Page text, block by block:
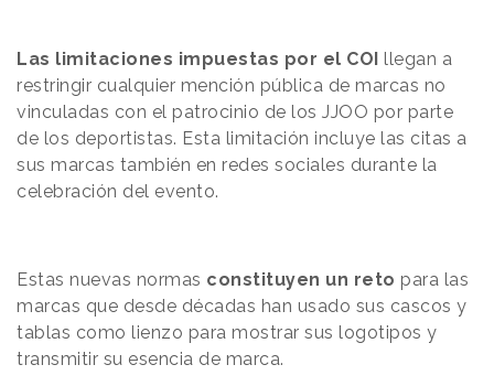
Las limitaciones impuestas por el COI llegan a
restringir cualquier mención pública de marcas no
vinculadas con el patrocinio de los JJOO por parte
de los deportistas. Esta limitación incluye las citas a
sus marcas también en redes sociales durante la
celebración del evento.
Estas nuevas normas constituyen un reto para las
marcas que desde décadas han usado sus cascos y
tablas como lienzo para mostrar sus logotipos y
transmitir su esencia de marca.